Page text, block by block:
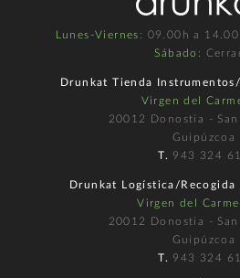
Lunes-Viernes : 09.00h a
Sábado :
Drunkat Tienda
Virgen del
20012 Donostia - San
Guipúzcoa
T. 943 324
Drunkat Logística/Recogida
Virgen del
20012 Donostia - San
Guipúzcoa
T. 943 324